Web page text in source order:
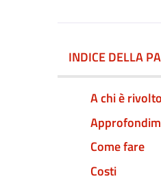
INDICE DELLA
A chi è rivolto
Come fare
Costi